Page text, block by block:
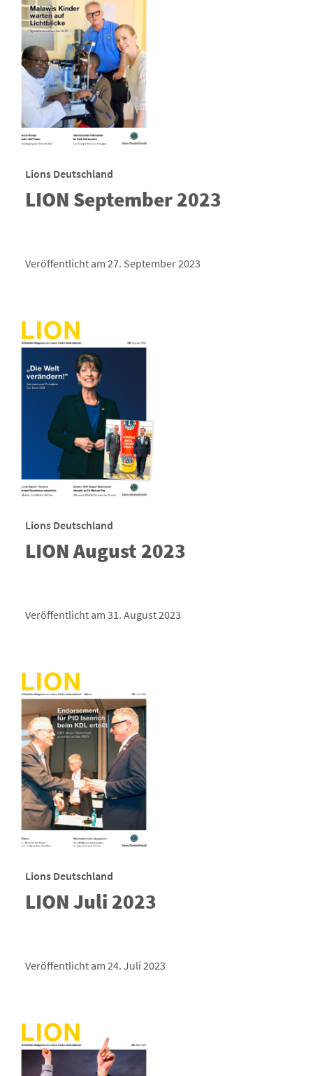
Lions Deutschland
LION September 2023
Veröffentlicht am 27. September 2023
Lions Deutschland
LION August 2023
Veröffentlicht am 31. August 2023
Lions Deutschland
LION Juli 2023
Veröffentlicht am 24. Juli 2023